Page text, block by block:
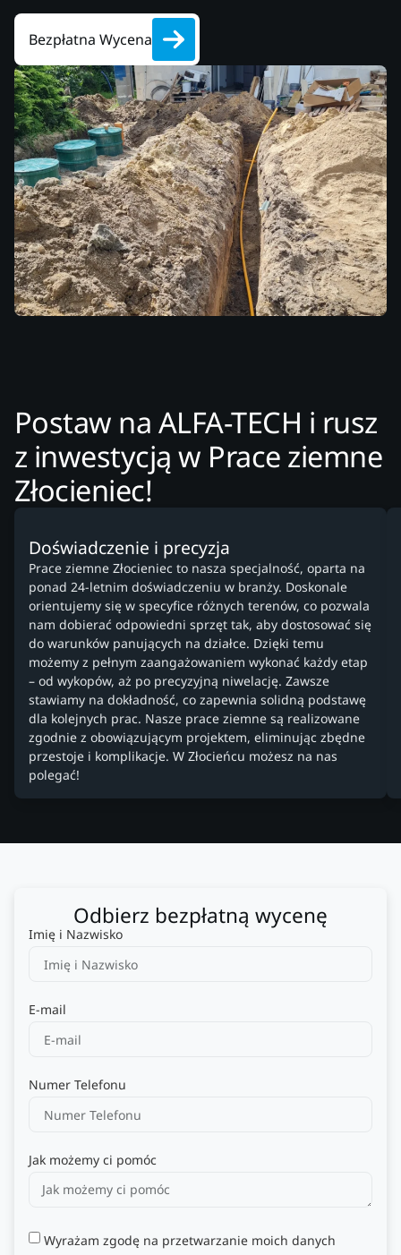
Bezpłatna Wycena
Postaw na ALFA-TECH i rusz
z inwestycją w Prace ziemne
Złocieniec!
Doświadczenie i precyzja
Prace ziemne Złocieniec to nasza specjalność, oparta na
ponad 24-letnim doświadczeniu w branży. Doskonale
orientujemy się w specyfice różnych terenów, co pozwala
nam dobierać odpowiedni sprzęt tak, aby dostosować się
do warunków panujących na działce. Dzięki temu
możemy z pełnym zaangażowaniem wykonać każdy etap
– od wykopów, aż po precyzyjną niwelację. Zawsze
stawiamy na dokładność, co zapewnia solidną podstawę
dla kolejnych prac. Nasze prace ziemne są realizowane
zgodnie z obowiązującym projektem, eliminując zbędne
przestoje i komplikacje. W Złocieńcu możesz na nas
polegać!
Odbierz bezpłatną wycenę
Imię i Nazwisko
E-mail
Numer Telefonu
Jak możemy ci pomóc
Wyrażam zgodę na przetwarzanie moich danych